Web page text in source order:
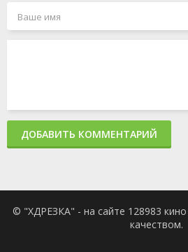
ДОБАВИТЬ КОММЕНТАРИЙ
© "ХДРЕЗКА" - на сайте 128983
качеством.